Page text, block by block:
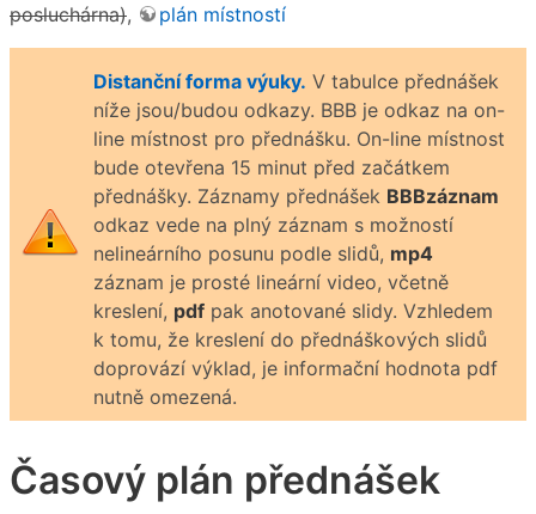
posluchárna), plán místností
Distanční forma výuky. V tabulce přednášek
níže jsou/budou odkazy. BBB je odkaz na on-
line místnost pro přednášku. On-line místnost
bude otevřena 15 minut před začátkem
přednášky. Záznamy přednášek BBBzáznam
odkaz vede na plný záznam s možností
nelineárního posunu podle slidů, mp4
záznam je prosté lineární video, včetně
kreslení, pdf pak anotované slidy. Vzhledem
k tomu, že kreslení do přednáškových slidů
doprovází výklad, je informační hodnota pdf
nutně omezená.
Časový plán přednášek